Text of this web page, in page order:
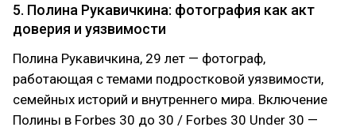
5. Полина Рукавичкина: фотография как акт
доверия и уязвимости
Полина Рукавичкина, 29 лет — фотограф,
работающая с темами подростковой уязвимости,
семейных историй и внутреннего мира. Включение
Полины в Forbes 30 до 30 / Forbes 30 Under 30 —